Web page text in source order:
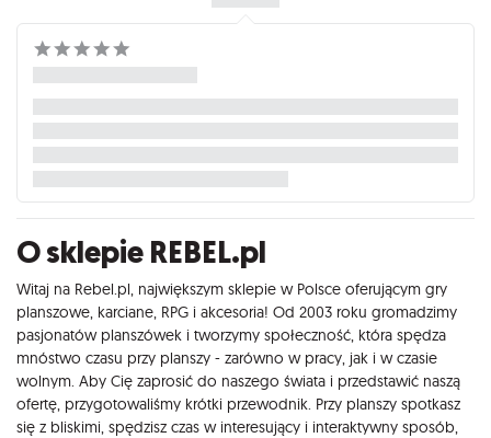
O sklepie REBEL.pl
Witaj na Rebel.pl, największym sklepie w Polsce oferującym gry
planszowe, karciane, RPG i akcesoria! Od 2003 roku gromadzimy
pasjonatów planszówek i tworzymy społeczność, która spędza
mnóstwo czasu przy planszy - zarówno w pracy, jak i w czasie
wolnym. Aby Cię zaprosić do naszego świata i przedstawić naszą
ofertę, przygotowaliśmy krótki przewodnik. Przy planszy spotkasz
się z bliskimi, spędzisz czas w interesujący i interaktywny sposób,